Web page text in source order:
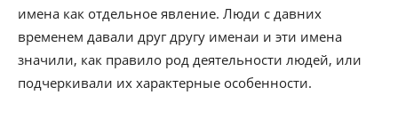
имена как отдельное явление. Люди с давних
временем давали друг другу именаи и эти имена
значили, как правило род деятельности людей, или
подчеркивали их характерные особенности.